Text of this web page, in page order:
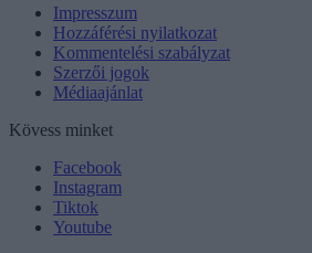
Impresszum
Hozzáférési nyilatkozat
Kommentelési szabályzat
Szerzői jogok
Médiaajánlat
Kövess minket
Facebook
Instagram
Tiktok
Youtube